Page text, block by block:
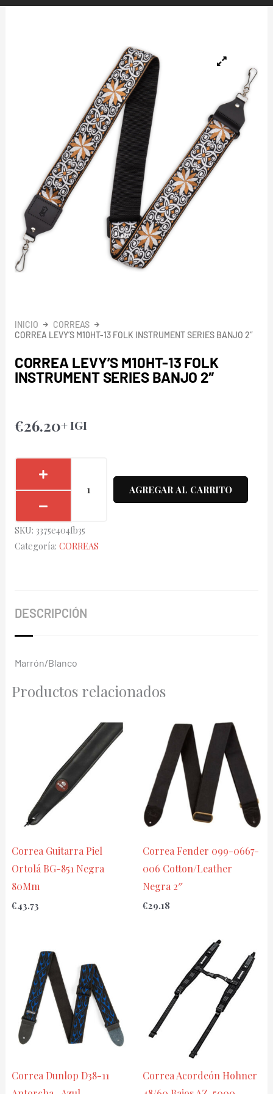
INICIO
CORREAS
CORREA LEVY’S M10HT-13 FOLK INSTRUMENT SERIES BANJO 2″
CORREA LEVY’S M10HT-13 FOLK
INSTRUMENT SERIES BANJO 2″
€26.20+ IGI
Folk
Instrument
2"
AGREGAR AL CARRITO
SKU: 3375e404fb35
Categoría: CORREAS
DESCRIPCIÓN
Marrón/Blanco
Productos relacionados
Correa Guitarra Piel
Ortolá BG-851 Negra
80Mm
€43.73
Correa Fender 099-0667-
006 Cotton/Leather
Negra 2″
€29.18
Correa Dunlop D38-11
Correa Acordeón Hohner